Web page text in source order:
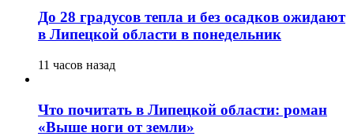
До 28 градусов тепла и без осадков ожидают
в Липецкой области в понедельник
11 часов назад
Что почитать в Липецкой области: роман
«Выше ноги от земли»